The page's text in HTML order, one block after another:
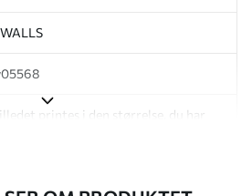
printes i den størrelse, du har